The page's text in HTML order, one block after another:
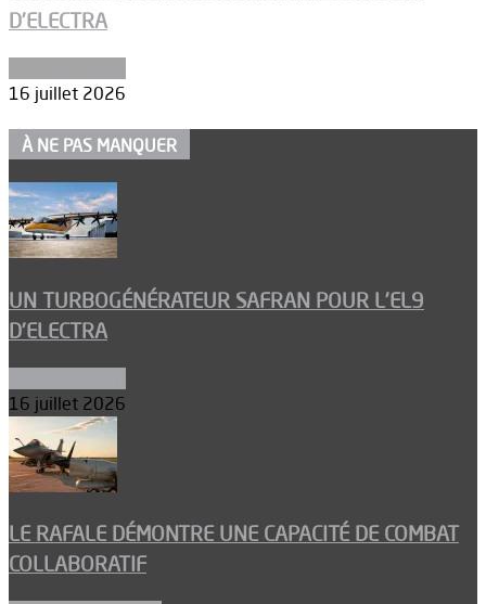
D’ELECTRA
16 juillet 2026
À NE PAS MANQUER
UN TURBOGÉNÉRATEUR SAFRAN POUR L’EL9
D’ELECTRA
16 juillet 2026
LE RAFALE DÉMONTRE UNE CAPACITÉ DE COMBAT
COLLABORATIF